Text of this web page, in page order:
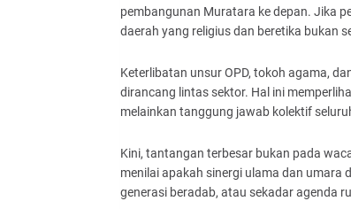
pembangunan Muratara ke depan. Jika
daerah yang religius dan beretika bukan
Keterlibatan unsur OPD, tokoh agama,
dirancang lintas sektor. Hal ini
melainkan tanggung jawab kolektif
Kini, tantangan terbesar bukan pada
menilai apakah sinergi ulama dan umara
generasi beradab, atau sekadar agenda